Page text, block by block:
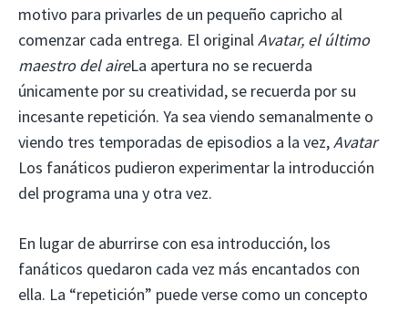
motivo para privarles de un pequeño capricho al
comenzar cada entrega. El originalAvatar, el último
maestro del aireLa apertura no se recuerda
únicamente por su creatividad, se recuerda por su
incesante repetición. Ya sea viendo semanalmente o
viendo tres temporadas de episodios a la vez,Avatar
Los fanáticos pudieron experimentar la introducción
del programa una y otra vez.
En lugar de aburrirse con esa introducción, los
fanáticos quedaron cada vez más encantados con
ella. La “repetición” puede verse como un concepto